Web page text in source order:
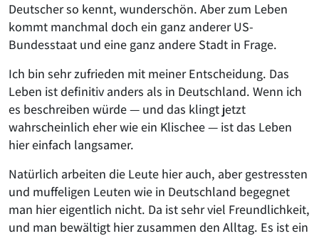
Deutscher so kennt, wunderschön. Aber zum Leben
kommt manchmal doch ein ganz anderer US-
Bundesstaat und eine ganz andere Stadt in Frage.
Ich bin sehr zufrieden mit meiner Entscheidung. Das
Leben ist definitiv anders als in Deutschland. Wenn ich
es beschreiben würde — und das klingt jetzt
wahrscheinlich eher wie ein Klischee — ist das Leben
hier einfach langsamer.
Natürlich arbeiten die Leute hier auch, aber gestressten
und muffeligen Leuten wie in Deutschland begegnet
man hier eigentlich nicht. Da ist sehr viel Freundlichkeit,
und man bewältigt hier zusammen den Alltag. Es ist ein